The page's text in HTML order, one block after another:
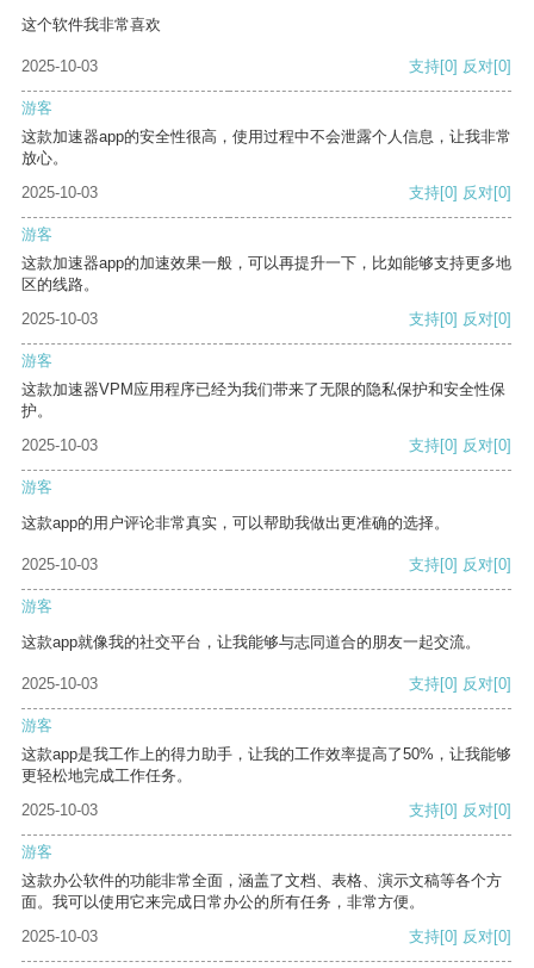
这个软件我非常喜欢
2025-10-03 支持[0] 反对[0]
游客
这款加速器app的安全性很高，使用过程中不会泄露个人信息，让我非常
放心。
2025-10-03
支持[0] 反对[0]
游客
这款加速器app的加速效果一般，可以再提升一下，比如能够支持更多地
区的线路。
2025-10-03
支持[0] 反对[0]
游客
这款加速器VPM应用程序已经为我们带来了无限的隐私保护和安全性保
护。
2025-10-03
支持[0] 反对[0]
游客
这款app的用户评论非常真实，可以帮助我做出更准确的选择。
2025-10-03 支持[0] 反对[0]
游客
这款app就像我的社交平台，让我能够与志同道合的朋友一起交流。
2025-10-03 支持[0] 反对[0]
游客
这款app是我工作上的得力助手，让我的工作效率提高了50%，让我能够
更轻松地完成工作任务。
2025-10-03
支持[0] 反对[0]
游客
这款办公软件的功能非常全面，涵盖了文档、表格、演示文稿等各个方
面。我可以使用它来完成日常办公的所有任务，非常方便。
2025-10-03
支持[0] 反对[0]